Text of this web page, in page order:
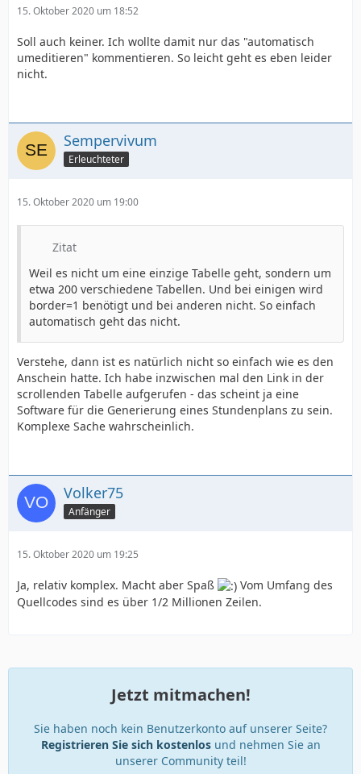
15. Oktober 2020 um 18:52
Soll auch keiner. Ich wollte damit nur das "automatisch
umeditieren" kommentieren. So leicht geht es eben leider
nicht.
Sempervivum
Erleuchteter
15. Oktober 2020 um 19:00
Zitat
Weil es nicht um eine einzige Tabelle geht, sondern um
etwa 200 verschiedene Tabellen. Und bei einigen wird
border=1 benötigt und bei anderen nicht. So einfach
automatisch geht das nicht.
Verstehe, dann ist es natürlich nicht so einfach wie es den
Anschein hatte. Ich habe inzwischen mal den Link in der
scrollenden Tabelle aufgerufen - das scheint ja eine
Software für die Generierung eines Stundenplans zu sein.
Komplexe Sache wahrscheinlich.
Volker75
Anfänger
15. Oktober 2020 um 19:25
Ja, relativ komplex. Macht aber Spaß
Vom Umfang des
Quellcodes sind es über 1/2 Millionen Zeilen.
Jetzt mitmachen!
Sie haben noch kein Benutzerkonto auf unserer Seite?
Registrieren Sie sich kostenlosund nehmen Sie an
unserer Community teil!